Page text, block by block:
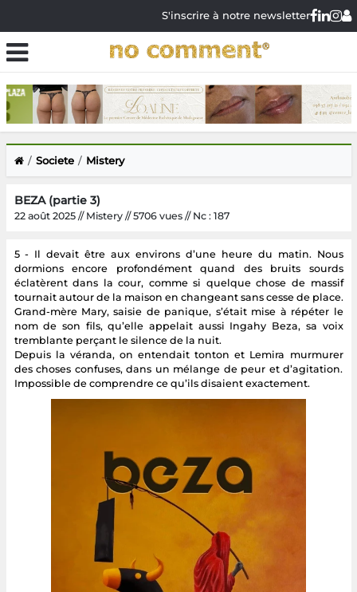
S'inscrire à notre newsletter
Societe Mistery
BEZA (partie 3)
22 août 2025 // Mistery // 5706 vues // Nc : 187
5 - Il devait être aux environs d’une heure du matin. Nous
dormions encore profondément quand des bruits sourds
éclatèrent dans la cour, comme si quelque chose de massif
tournait autour de la maison en changeant sans cesse de place.
Grand-mère Mary, saisie de panique, s’était mise à répéter le
nom de son fils, qu’elle appelait aussi Ingahy Beza, sa voix
tremblante perçant le silence de la nuit.
Depuis la véranda, on entendait tonton et Lemira murmurer
des choses confuses, dans un mélange de peur et d’agitation.
Impossible de comprendre ce qu’ils disaient exactement.